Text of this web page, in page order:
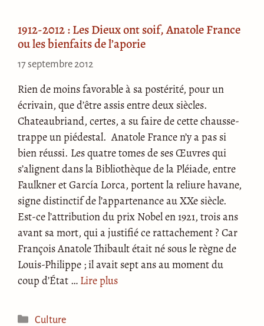
1912-2012 : Les Dieux ont soif, Anatole France
ou les bienfaits de l’aporie
17 septembre 2012
Rien de moins favorable à sa postérité, pour un
écrivain, que d’être assis entre deux siècles.
Chateaubriand, certes, a su faire de cette chausse-
trappe un piédestal. Anatole France n’y a pas si
bien réussi. Les quatre tomes de ses Œuvres qui
s’alignent dans la Bibliothèque de la Pléiade, entre
Faulkner et García Lorca, portent la reliure havane,
signe distinctif de l’appartenance au XXe siècle.
Est-ce l’attribution du prix Nobel en 1921, trois ans
avant sa mort, qui a justifié ce rattachement ? Car
François Anatole Thibault était né sous le règne de
Louis-Philippe ; il avait sept ans au moment du
coup d’État … Lire plus
Catégories
Culture